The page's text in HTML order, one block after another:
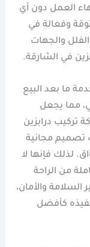
العمل دون أي
وفعالة في
والجهات
في الشارقة.
ما بعد البيع
مما يجعل
تركيب درابزين
تصميم مجانية
لذلك فإنها لا
من الراحة
السلامة والأمان،
كأفضل